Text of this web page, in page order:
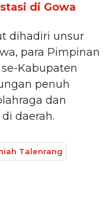
di Gowa
dihadiri unsur
para Pimpinan
Kabupaten
penuh
dan
daerah.
Talenrang